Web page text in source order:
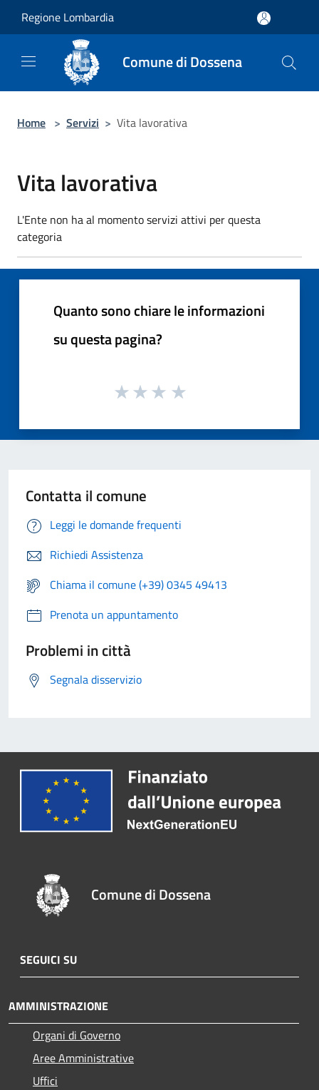
Regione Lombardia
Comune di Dossena
Home > Servizi > Vita lavorativa
Vita lavorativa
L'Ente non ha al momento servizi attivi per questa
categoria
Quanto sono chiare le informazioni
su questa pagina?
Contatta il comune
Leggi le domande frequenti
Richiedi Assistenza
Chiama il comune (+39) 0345 49413
Prenota un appuntamento
Problemi in città
Segnala disservizio
Comune di Dossena
SEGUICI SU
AMMINISTRAZIONE
Organi di Governo
Aree Amministrative
Uffici